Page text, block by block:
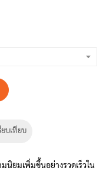
ยบเทียบ
นิยมเพิ่มขึ้นอย่างรวดเร็วใน